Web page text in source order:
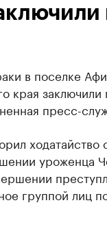
в поселке
края заключили
пресс-
ходатайство
уроженца
группой лиц